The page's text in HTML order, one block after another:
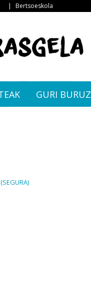
| Bertsoeskola
GURI BURUZ